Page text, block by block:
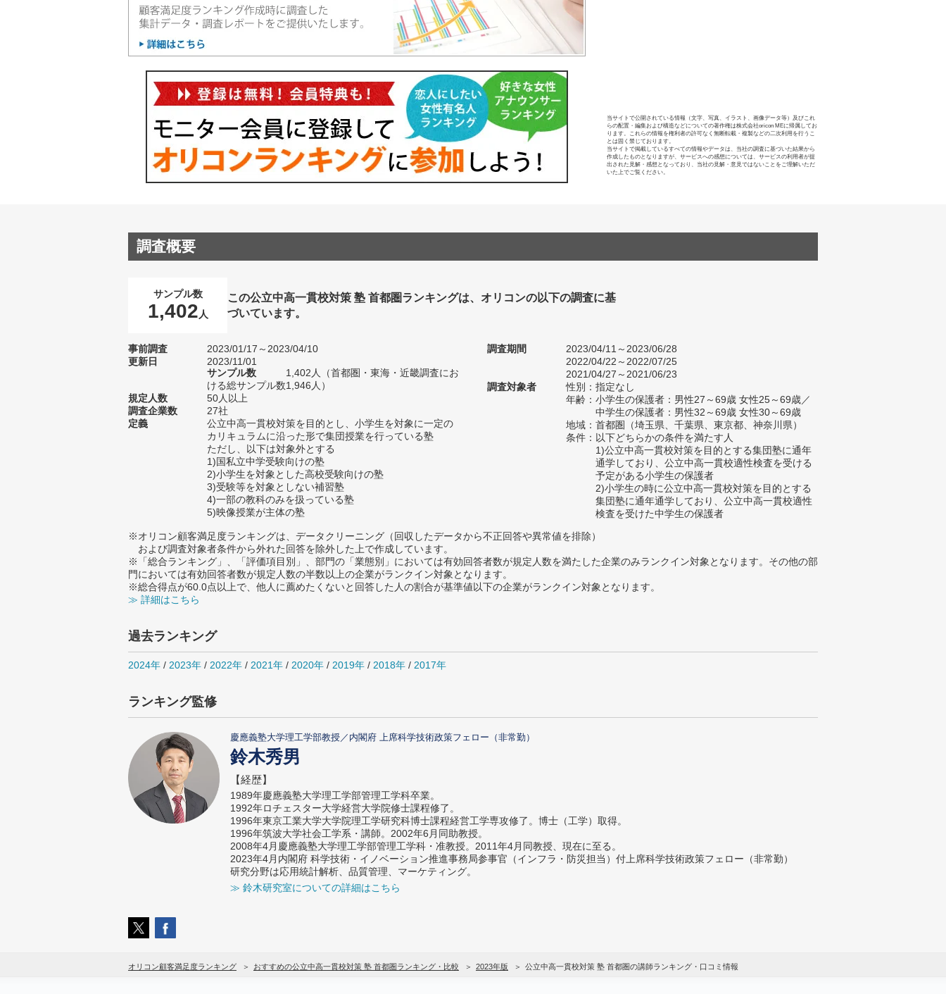
当サイトで公開されている情報（文字、写真、イラスト、画像データ等）及びこれ
らの配置・編集および構造などについての著作権は株式会社oricon MEに帰属してお
ります。これらの情報を権利者の許可なく無断転載・複製などの二次利用を行うこ
とは固く禁じております。
当サイトで掲載しているすべての情報やデータは、当社の調査に基づいた結果から
作成したものとなりますが、サービスへの感想については、サービスの利用者が提
出された見解・感想となっており、当社の見解・意見ではないことをご理解いただ
いた上でご覧ください。
調査概要
サンプル数
1,402 人
この公立中高一貫校対策 塾 首都圏ランキングは、オリコンの以下の調査に基
づいています。
事前調査
2023/01/17～2023/04/10
更新日
2023/11/01
サンプル数
1,402人（首都圏・東海・近畿調査にお
ける総サンプル数1,946人）
規定人数
50人以上
調査企業数
27社
定義
公立中高一貫校対策を目的とし、小学生を対象に一定の
カリキュラムに沿った形で集団授業を行っている塾
ただし、以下は対象外とする
1)国私立中学受験向けの塾
2)小学生を対象とした高校受験向けの塾
3)受験等を対象としない補習塾
4)一部の教科のみを扱っている塾
5)映像授業が主体の塾
調査期間
2023/04/11～2023/06/28
2022/04/22～2022/07/25
2021/04/27～2021/06/23
調査対象者
性別：指定なし
年齢：小学生の保護者：男性27～69歳 女性25～69歳／
中学生の保護者：男性32～69歳 女性30～69歳
地域：首都圏（埼玉県、千葉県、東京都、神奈川県）
条件：以下どちらかの条件を満たす人
1)公立中高一貫校対策を目的とする集団塾に通年
通学しており、公立中高一貫校適性検査を受ける
予定がある小学生の保護者
2)小学生の時に公立中高一貫校対策を目的とする
集団塾に通年通学しており、公立中高一貫校適性
検査を受けた中学生の保護者
※オリコン顧客満足度ランキングは、データクリーニング（回収したデータから不正回答や異常値を排除）
および調査対象者条件から外れた回答を除外した上で作成しています。
※「総合ランキング」、「評価項目別」、部門の「業態別」においては有効回答者数が規定人数を満たした企業のみランクイン対象となります。その他の部
門においては有効回答者数が規定人数の半数以上の企業がランクイン対象となります。
※総合得点が60.0点以上で、他人に薦めたくないと回答した人の割合が基準値以下の企業がランクイン対象となります。
≫ 詳細はこちら
過去ランキング
2024年 / 2023年 / 2022年 / 2021年 / 2020年 / 2019年 / 2018年 / 2017年
ランキング監修
慶應義塾大学理工学部教授／内閣府 上席科学技術政策フェロー（非常勤）
鈴木秀男
【経歴】
1989年慶應義塾大学理工学部管理工学科卒業。
1992年ロチェスター大学経営大学院修士課程修了。
1996年東京工業大学大学院理工学研究科博士課程経営工学専攻修了。博士（工学）取得。
1996年筑波大学社会工学系・講師。2002年6月同助教授。
2008年4月慶應義塾大学理工学部管理工学科・准教授。2011年4月同教授、現在に至る。
2023年4月内閣府 科学技術・イノベーション推進事務局参事官（インフラ・防災担当）付上席科学技術政策フェロー（非常勤）
研究分野は応用統計解析、品質管理、マーケティング。
≫ 鈴木研究室についての詳細はこちら
オリコン顧客満足度ランキング おすすめの公立中高一貫校対策 塾 首都圏ランキング・比較 2023年版 公立中高一貫校対策 塾 首都圏の講師ランキング・口コミ情報